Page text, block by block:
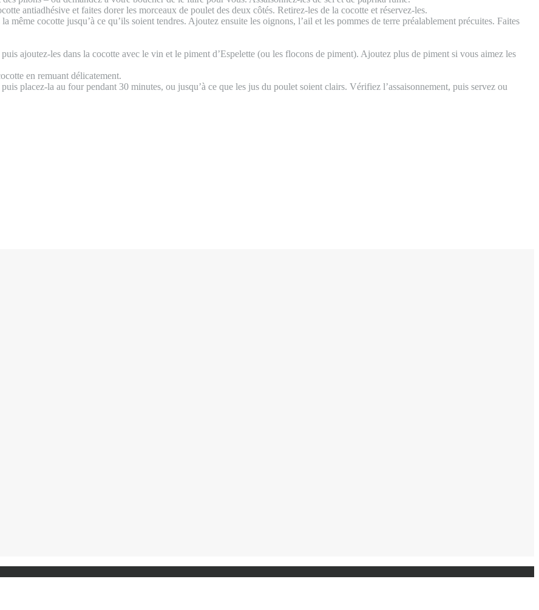
antiadhésive et faites dorer les morceaux de poulet des deux côtés. Retirez-les de la cocotte et réservez-les.
même cocotte jusqu’à ce qu’ils soient tendres. Ajoutez ensuite les oignons, l’ail et les pommes de terre préalablement précuites. Faites
ajoutez-les dans la cocotte avec le vin et le piment d’Espelette (ou les flocons de piment). Ajoutez plus de piment si vous aimez les
en remuant délicatement.
placez-la au four pendant 30 minutes, ou jusqu’à ce que les jus du poulet soient clairs. Vérifiez l’assaisonnement, puis servez ou